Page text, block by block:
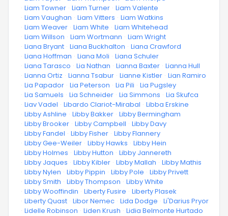
· Liam Towner · Liam Turner · Liam Valente
· Liam Vaughan · Liam Vitters · Liam Watkins
· Liam Weaver · Liam White · Liam Whitehead
· Liam Willson · Liam Wortmann · Liam Wright
· Liana Bryant · Liana Buckhalton · Liana Crawford
· Liana Hoffman · Liana Moli · Liana Schuler
· Liana Tarasco · Lia Nathan · Lianna Baxter · Lianna Hull
· Lianna Ortiz · Lianna Tsabur · Lianne Kistler · Lian Ramiro
· Lia Papador · Lia Peterson · Lia Pili · Lia Pugsley
· Lia Samuels · Lia Schneider · Lia Simmons · Lia Skufca
· Liav Vadel · Libardo Clariot-Mirabal · Libba Erskine
· Libby Ashline · Libby Bakker · Libby Bermingham
· Libby Brooker · Libby Campbell · Libby Davy
· Libby Fandel · Libby Fisher · Libby Flannery
· Libby Gee-Weiler · Libby Hawks · Libby Hein
· Libby Holmes · Libby Hutton · Libby Jannereth
· Libby Jaques · Libby Kibler · Libby Mallah · Libby Mathis
· Libby Nylen · Libby Pippin · Libby Pole · Libby Privett
· Libby Smith · Libby Thompson · Libby White
· Libby Wooffindin · Liberty Fusire · Liberty Plasek
· Liberty Quast · Libor Nemec · Lida Dodge · Li'Darius Pryor
· Lidelle Robinson · Liden Krush · Lidia Belmonte Hurtado